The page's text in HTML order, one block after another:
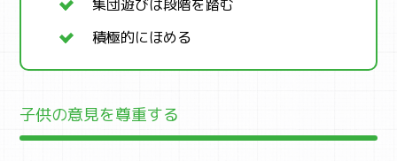
集団遊びは段階を踏む
積極的にほめる
子供の意見を尊重する